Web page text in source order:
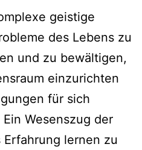
geistige
des Lebens zu
und zu bewältigen,
einzurichten
für sich
Wesenszug der
lernen zu